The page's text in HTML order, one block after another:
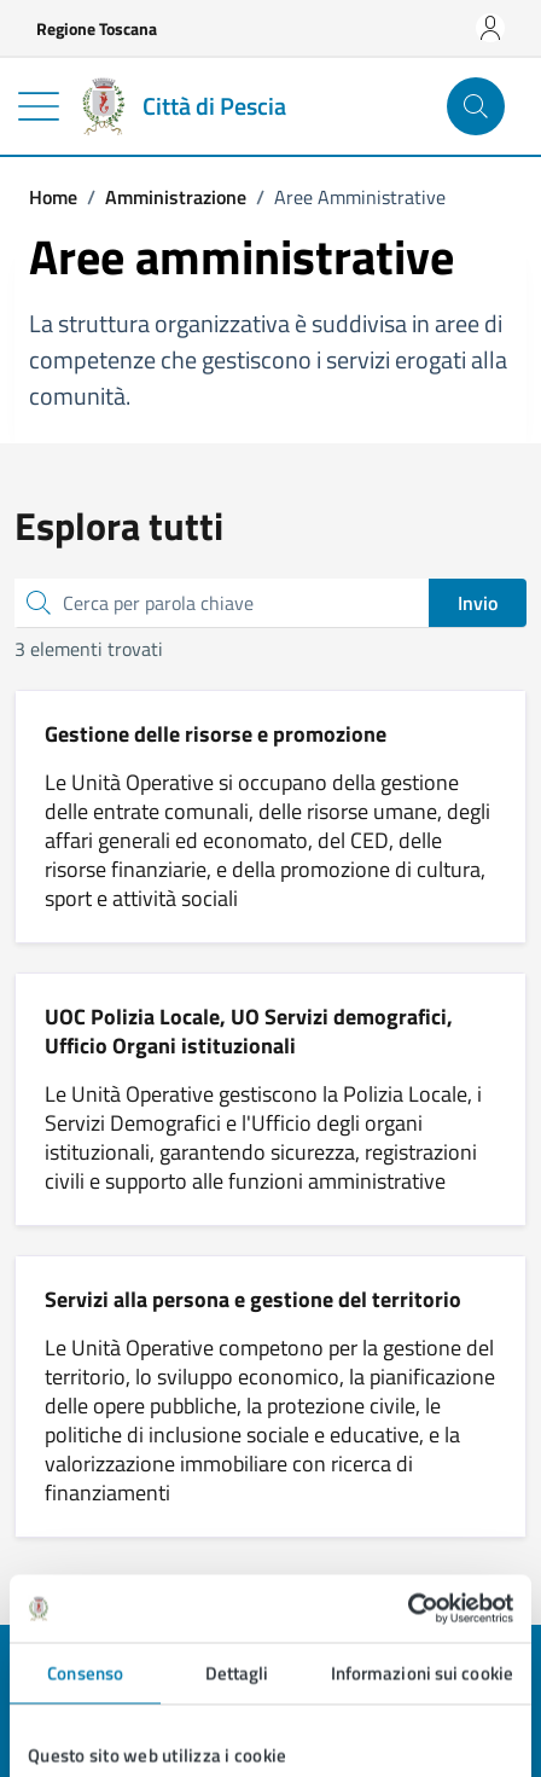
Consenso Dettagli Informazioni sui cookie
Questo sito web utilizza i cookie
Regione Toscana
Città di Pescia
Home / Amministrazione / Aree Amministrative
Aree amministrative
La struttura organizzativa è suddivisa in aree di
competenze che gestiscono i servizi erogati alla
comunità.
Esplora tutti
Cerca
Invio
3 elementi trovati
Gestione delle risorse e promozione
Le Unità Operative si occupano della gestione
delle entrate comunali, delle risorse umane, degli
affari generali ed economato, del CED, delle
risorse finanziarie, e della promozione di cultura,
sport e attività sociali
UOC Polizia Locale, UO Servizi demografici,
Ufficio Organi istituzionali
Le Unità Operative gestiscono la Polizia Locale, i
Servizi Demografici e l'Ufficio degli organi
istituzionali, garantendo sicurezza, registrazioni
civili e supporto alle funzioni amministrative
Servizi alla persona e gestione del territorio
Le Unità Operative competono per la gestione del
territorio, lo sviluppo economico, la pianificazione
delle opere pubbliche, la protezione civile, le
politiche di inclusione sociale e educative, e la
valorizzazione immobiliare con ricerca di
finanziamenti
Quanto sono chiare le informazioni su questa